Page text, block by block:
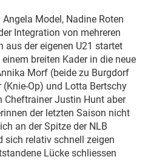
Model, Nadine Roten
Integration von mehreren
aus der eigenen U21 startet
breiten Kader in die neue
Morf (beide zu Burgdorf
Op) und Lotta Bertschy
Cheftrainer Justin Hunt aber
der letzten Saison nicht
an der Spitze der NLB
sich relativ schnell zeigen
Lücke schliessen